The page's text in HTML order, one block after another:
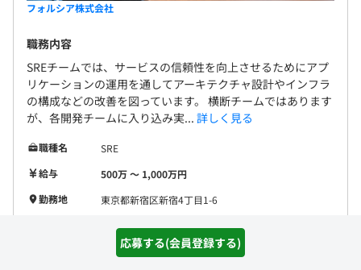
応募する(会員登録する)
フォルシア株式会社
職務内容
SREチームでは、サービスの信頼性を向上させるためにアプ
リケーションの運用を通してアーキテクチャ設計やインフラ
の構成などの改善を図っています。 横断チームではあります
が、各開発チームに入り込み実... 詳しく見る
職種名
SRE
給与
500万 〜 1,000万円
勤務地
東京都新宿区新宿4丁目1-6
Python3 TypeScript Python2
Node.js React Express